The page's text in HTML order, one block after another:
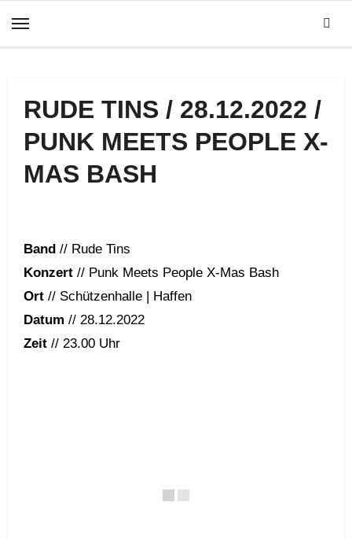
Inhalt
RUDE TINS / 28.12.2022 /
PUNK MEETS PEOPLE X-
MAS BASH
Band// Rude Tins
Konzert// Punk Meets People X-Mas Bash
Ort// Schützenhalle | Haffen
Datum // 28.12.2022
Zeit// 23.00 Uhr